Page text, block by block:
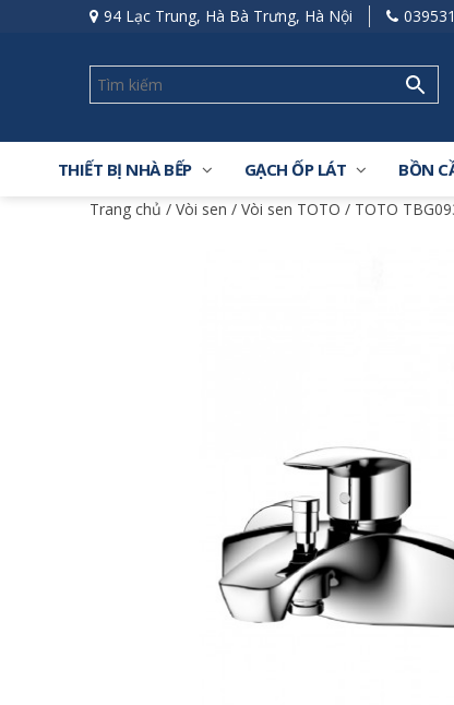
94 Lạc Trung, Hà Bà Trưng, Hà Nội
THIẾT BỊ NHÀ BẾP GẠCH ỐP LÁT BỒN
Trang chủ / Vòi sen / Vòi sen TOTO / TOTO